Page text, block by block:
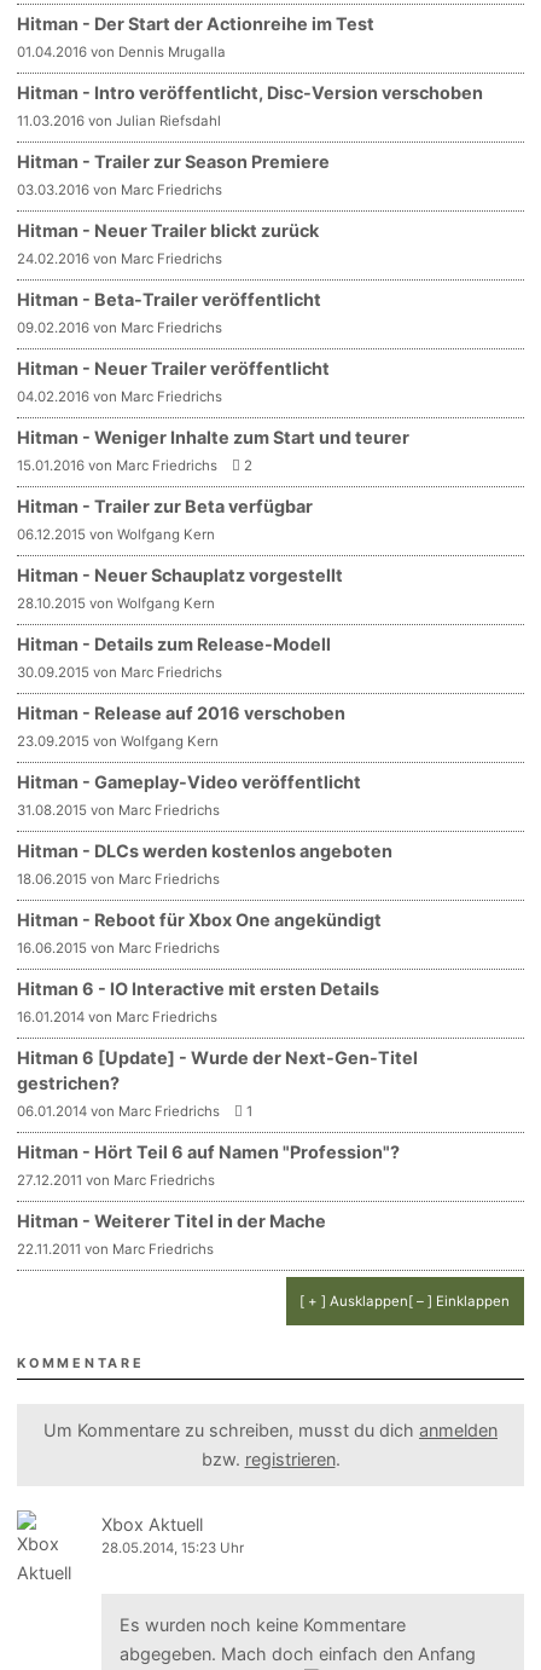
Hitman - Der Start der Actionreihe im Test
01.04.2016 von Dennis Mrugalla
Hitman - Intro veröffentlicht, Disc-Version verschoben
11.03.2016 von Julian Riefsdahl
Hitman - Trailer zur Season Premiere
03.03.2016 von Marc Friedrichs
Hitman - Neuer Trailer blickt zurück
24.02.2016 von Marc Friedrichs
Hitman - Beta-Trailer veröffentlicht
09.02.2016 von Marc Friedrichs
Hitman - Neuer Trailer veröffentlicht
04.02.2016 von Marc Friedrichs
Hitman - Weniger Inhalte zum Start und teurer
15.01.2016 von Marc Friedrichs 2
Hitman - Trailer zur Beta verfügbar
06.12.2015 von Wolfgang Kern
Hitman - Neuer Schauplatz vorgestellt
28.10.2015 von Wolfgang Kern
Hitman - Details zum Release-Modell
30.09.2015 von Marc Friedrichs
Hitman - Release auf 2016 verschoben
23.09.2015 von Wolfgang Kern
Hitman - Gameplay-Video veröffentlicht
31.08.2015 von Marc Friedrichs
Hitman - DLCs werden kostenlos angeboten
18.06.2015 von Marc Friedrichs
Hitman - Reboot für Xbox One angekündigt
16.06.2015 von Marc Friedrichs
Hitman 6 - IO Interactive mit ersten Details
16.01.2014 von Marc Friedrichs
Hitman 6 [Update] - Wurde der Next-Gen-Titel
gestrichen?
06.01.2014 von Marc Friedrichs 1
Hitman - Hört Teil 6 auf Namen "Profession"?
27.12.2011 von Marc Friedrichs
Hitman - Weiterer Titel in der Mache
22.11.2011 von Marc Friedrichs
[ + ] Ausklappen[ – ] Einklappen
KOMMENTARE
Um Kommentare zu schreiben, musst du dich anmelden
bzw. registrieren.
Xbox Aktuell
28.05.2014, 15:23 Uhr
Es wurden noch keine Kommentare
abgegeben. Mach doch einfach den Anfang